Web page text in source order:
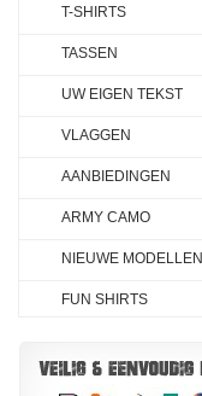
T-SHIRTS
TASSEN
UW EIGEN TEKST
VLAGGEN
AANBIEDINGEN
ARMY CAMO
NIEUWE MODELLEN
FUN SHIRTS